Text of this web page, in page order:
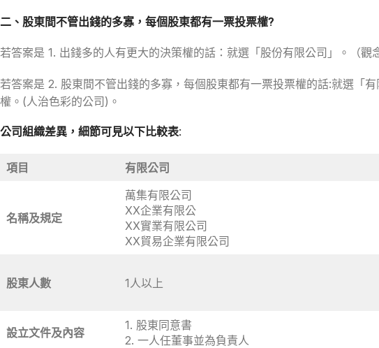
二、股東間不管出錢的多寡，每個股東都有一票投票權?
若答案是 1. 出錢多的人有更大的決策權的話：就選「股份有限公司」。（觀
若答案是 2. 股東間不管出錢的多寡，每個股東都有一票投票權的話:就選「
權。(人治色彩的公司)。
公司組織差異，細節可見以下比較表:
項目 有限公司
名稱及規定
萬集有限公司
XX企業有限公
XX實業有限公司
XX貿易企業有限公司
股東人數 1人以上
設立文件及內容
1. 股東同意書
2. 一人任董事並為負責人